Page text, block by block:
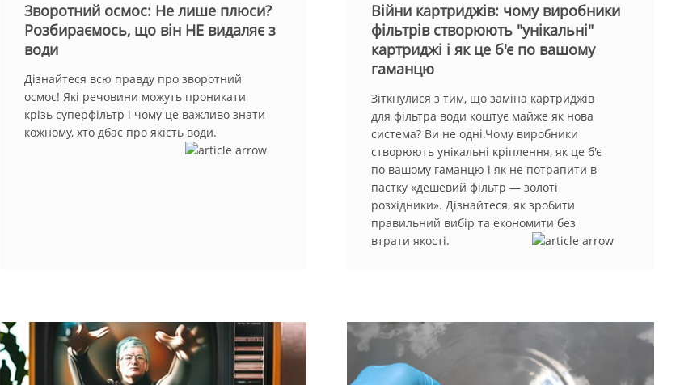
Зворотний осмос: Не лише плюси?
Розбираємось, що він НЕ видаляє з
води
Дізнайтеся всю правду про зворотний
осмос! Які речовини можуть проникати
крізь суперфільтр і чому це важливо знати
кожному, хто дбає про якість води.
Війни картриджів: чому виробники
фільтрів створюють "унікальні"
картриджі і як це б'є по вашому
гаманцю
Зіткнулися з тим, що заміна картриджів
для фільтра води коштує майже як нова
система? Ви не одні.Чому виробники
створюють унікальні кріплення, як це б'є
по вашому гаманцю і як не потрапити в
пастку «дешевий фільтр — золоті
розхідники». Дізнайтеся, як зробити
правильний вибір та економити без
втрати якості.